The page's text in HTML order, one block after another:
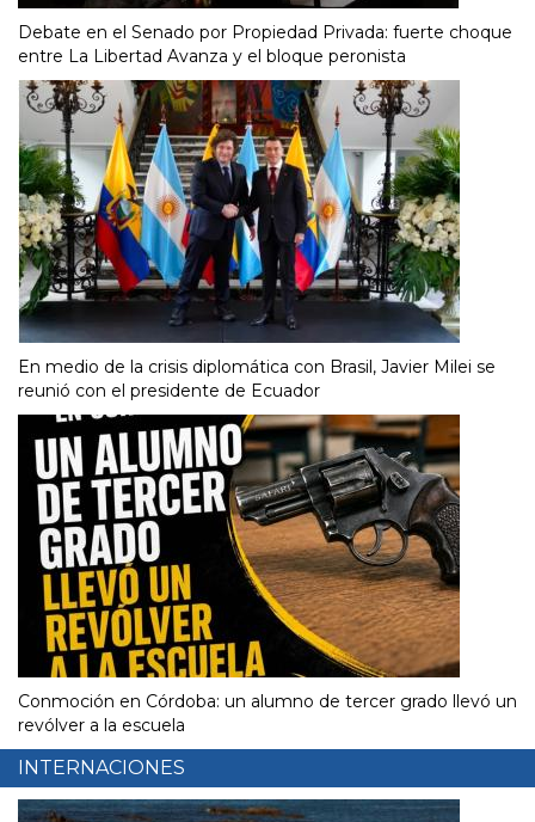
Debate en el Senado por Propiedad Privada: fuerte choque
entre La Libertad Avanza y el bloque peronista
En medio de la crisis diplomática con Brasil, Javier Milei se
reunió con el presidente de Ecuador
Conmoción en Córdoba: un alumno de tercer grado llevó un
revólver a la escuela
INTERNACIONES